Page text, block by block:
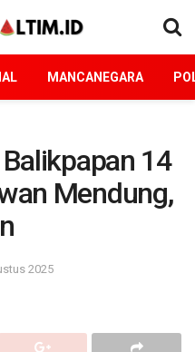
MANCANEGARA
14
Mendung,
2025